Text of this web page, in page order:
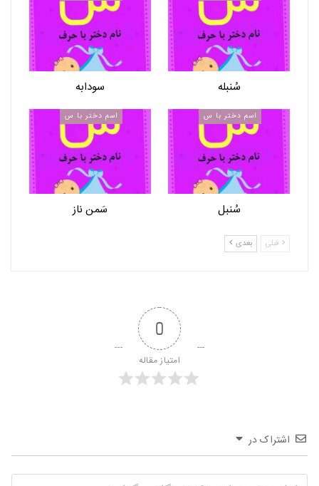
سُنبله سودابه
اسم دختر با س
سُنبل
اسم دختر با س
سَمن ناز
قبلی بعدی
0
امتیاز مقاله
اشتراک در